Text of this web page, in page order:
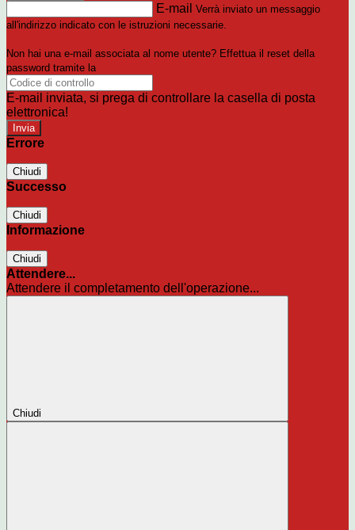
E-mail Verrà inviato un messaggio
all'indirizzo indicato con le istruzioni necessarie.
Non hai una e-mail associata al nome utente? Effettua il reset della
password tramite la
E-mail inviata, si prega di controllare la casella di posta
elettronica!
Errore
Chiudi
Successo
Chiudi
Informazione
Chiudi
Attendere...
Attendere il completamento dell'operazione...
Chiudi